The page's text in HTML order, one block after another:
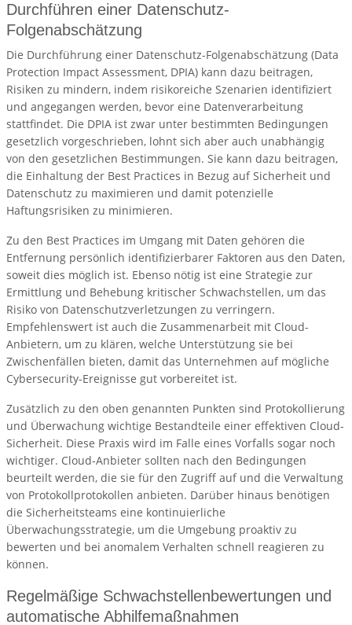
Durchführen einer Datenschutz-
Folgenabschätzung
Die Durchführung einer Datenschutz-Folgenabschätzung (Data
Protection Impact Assessment, DPIA) kann dazu beitragen,
Risiken zu mindern, indem risikoreiche Szenarien identifiziert
und angegangen werden, bevor eine Datenverarbeitung
stattfindet. Die DPIA ist zwar unter bestimmten Bedingungen
gesetzlich vorgeschrieben, lohnt sich aber auch unabhängig
von den gesetzlichen Bestimmungen. Sie kann dazu beitragen,
die Einhaltung der Best Practices in Bezug auf Sicherheit und
Datenschutz zu maximieren und damit potenzielle
Haftungsrisiken zu minimieren.
Zu den Best Practices im Umgang mit Daten gehören die
Entfernung persönlich identifizierbarer Faktoren aus den Daten,
soweit dies möglich ist. Ebenso nötig ist eine Strategie zur
Ermittlung und Behebung kritischer Schwachstellen, um das
Risiko von Datenschutzverletzungen zu verringern.
Empfehlenswert ist auch die Zusammenarbeit mit Cloud-
Anbietern, um zu klären, welche Unterstützung sie bei
Zwischenfällen bieten, damit das Unternehmen auf mögliche
Cybersecurity-Ereignisse gut vorbereitet ist.
Zusätzlich zu den oben genannten Punkten sind Protokollierung
und Überwachung wichtige Bestandteile einer effektiven Cloud-
Sicherheit. Diese Praxis wird im Falle eines Vorfalls sogar noch
wichtiger. Cloud-Anbieter sollten nach den Bedingungen
beurteilt werden, die sie für den Zugriff auf und die Verwaltung
von Protokollprotokollen anbieten. Darüber hinaus benötigen
die Sicherheitsteams eine kontinuierliche
Überwachungsstrategie, um die Umgebung proaktiv zu
bewerten und bei anomalem Verhalten schnell reagieren zu
können.
Regelmäßige Schwachstellenbewertungen und
automatische Abhilfemaßnahmen